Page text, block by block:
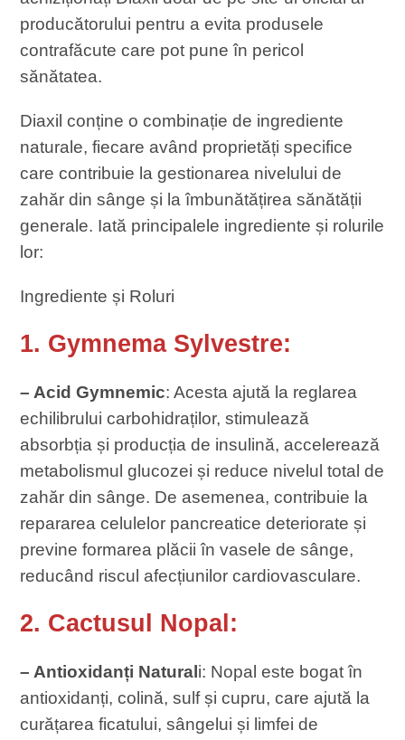
producătorului pentru a evita produsele
contrafăcute care pot pune în pericol
sănătatea.
Diaxil conține o combinație de ingrediente
naturale, fiecare având proprietăți specifice
care contribuie la gestionarea nivelului de
zahăr din sânge și la îmbunătățirea sănătății
generale. Iată principalele ingrediente și rolurile
lor:
Ingrediente și Roluri
1. Gymnema Sylvestre:
– Acid Gymnemic: Acesta ajută la reglarea
echilibrului carbohidraților, stimulează
absorbția și producția de insulină, accelerează
metabolismul glucozei și reduce nivelul total de
zahăr din sânge. De asemenea, contribuie la
repararea celulelor pancreatice deteriorate și
previne formarea plăcii în vasele de sânge,
reducând riscul afecțiunilor cardiovasculare.
2. Cactusul Nopal:
– Antioxidanți Natural i: Nopal este bogat în
antioxidanți, colină, sulf și cupru, care ajută la
curățarea ficatului, sângelui și limfei de